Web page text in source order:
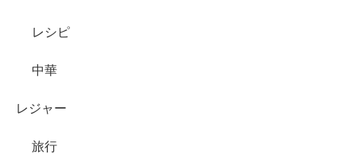
レシピ
中華
レジャー
旅行